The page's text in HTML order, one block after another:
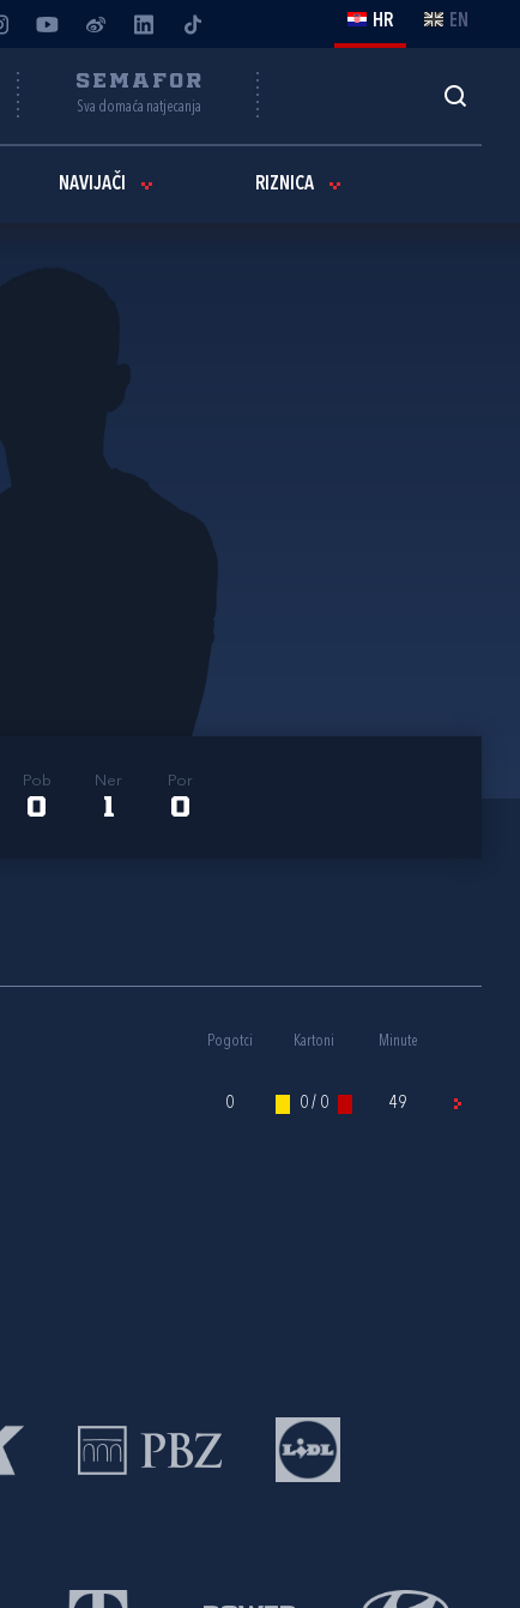
HR EN
SEMAFOR
Sva domaća natjecanja
NAVIJAČI RIZNICA
Pob
0
Ner
1
Por
0
Pogotci Kartoni Minute
0 0 / 0 49